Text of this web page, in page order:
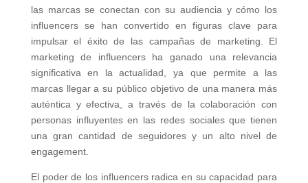
las marcas se conectan con su audiencia y cómo los
influencers se han convertido en figuras clave para
impulsar el éxito de las campañas de marketing. El
marketing de influencers ha ganado una relevancia
significativa en la actualidad, ya que permite a las
marcas llegar a su público objetivo de una manera más
auténtica y efectiva, a través de la colaboración con
personas influyentes en las redes sociales que tienen
una gran cantidad de seguidores y un alto nivel de
engagement.
El poder de los influencers radica en su capacidad para